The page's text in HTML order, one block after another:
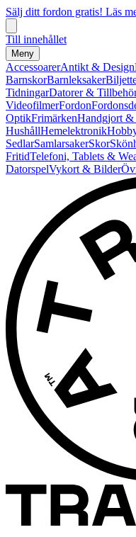
Sälj ditt fordon gratis! Läs
Till innehållet
Meny
AccessoarerAntikt & Design
BarnskorBarnleksaker
TidningarDatorer &
VideofilmerFordon
OptikFrimärkenHandgjort &
HushållHemelektronik
SedlarSamlarsakerSkor
FritidTelefoni, Tablets &
DatorspelVykort & Bilder